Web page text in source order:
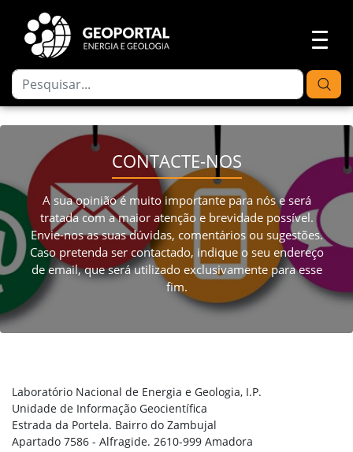
CONTACTE-NOS
A sua opinião é muito importante para nós e será
tratada com a maior atenção e brevidade possível.
Envie-nos as suas dúvidas, comentários ou sugestões.
Caso pretenda ser contactado, indique o seu endereço
de email, que será utilizado exclusivamente para esse
fim.
Laboratório Nacional de Energia e Geologia, I.P.
Unidade de Informação Geocientífica
Estrada da Portela. Bairro do Zambujal
Apartado 7586 - Alfragide. 2610-999 Amadora